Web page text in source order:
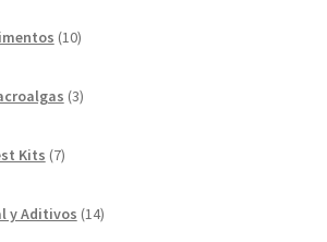
10productos
3productos
Kits 7productos
y Aditivos 14productos